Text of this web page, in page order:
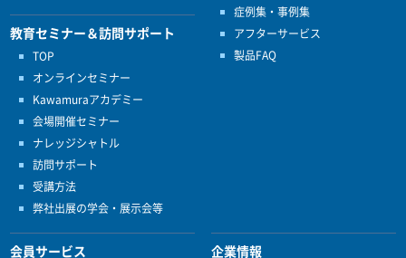
教育セミナー＆訪問サポート
TOP
オンラインセミナー
Kawamuraアカデミー
会場開催セミナー
ナレッジシャトル
訪問サポート
受講方法
弊社出展の学会・展示会等
症例集・事例集
アフターサービス
製品FAQ
会員サービス 企業情報